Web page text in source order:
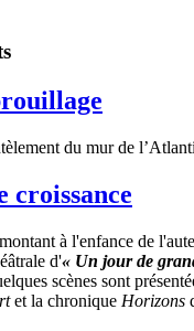
du mur de
croissance
à l'enfance de
d'« Un jour de
scènes sont
et la chronique Horizons